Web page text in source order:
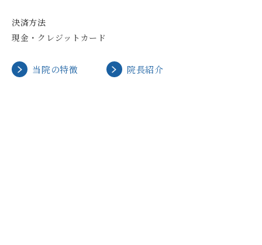
決済方法
現金・クレジットカード
当院の特徴 院長紹介